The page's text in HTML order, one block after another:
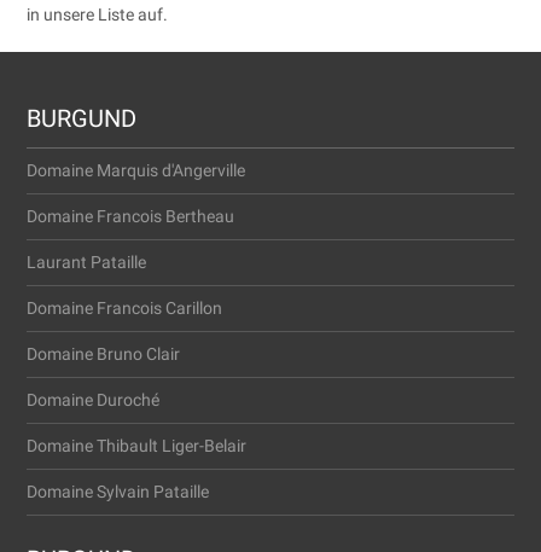
in unsere Liste auf.
BURGUND
Domaine Marquis d'Angerville
Domaine Francois Bertheau
Laurant Pataille
Domaine Francois Carillon
Domaine Bruno Clair
Domaine Duroché
Domaine Thibault Liger-Belair
Domaine Sylvain Pataille